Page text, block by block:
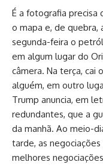
É a fotografia precisa
o mapa e, de quebra,
segunda-feira o
em algum lugar do
câmera. Na terça, cai
alguém, em outro
Trump anuncia, em
redundantes, que a
da manhã. Ao meio-
tarde, as
melhores